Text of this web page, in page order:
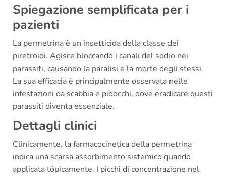
Spiegazione semplificata per i
pazienti
La permetrina è un insetticida della classe dei
piretroidi. Agisce bloccando i canali del sodio nei
parassiti, causando la paralisi e la morte degli stessi.
La sua efficacia è principalmente osservata nelle
infestazioni da scabbia e pidocchi, dove eradicare questi
parassiti diventa essenziale.
Dettagli clinici
Clinicamente, la farmacocinetica della permetrina
indica una scarsa assorbimento sistemico quando
applicata tópicamente. I picchi di concentrazione nel